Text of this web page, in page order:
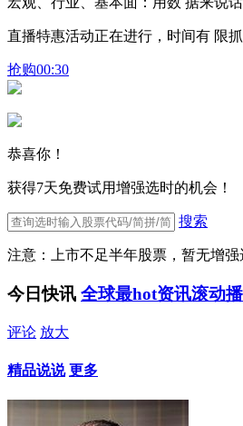
直播特惠活动正在进行，时间有 限
抢购00:30
恭喜你！
获得7天免费试用增强选时的机会！
搜索
注意：上市不足半年股票，暂无增强
今日快讯 全球最hot资讯滚动
评论 放大
精品说说 更多